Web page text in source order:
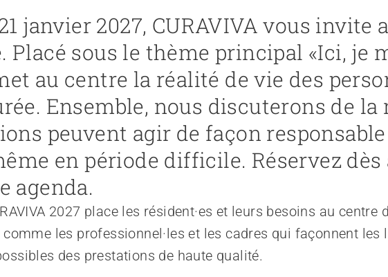
la culture d’entreprise
janvier 2027, CURAVIVA vous
Placé sous le thème principal «Ici, je
au centre la réalité de vie des
Ensemble, nous discuterons de
peuvent agir de façon
en période difficile. Réservez dès
agenda.
2027 place les résident·es et leurs besoins au centre
comme les professionnel·les et les cadres qui façonnent les
des prestations de haute qualité.